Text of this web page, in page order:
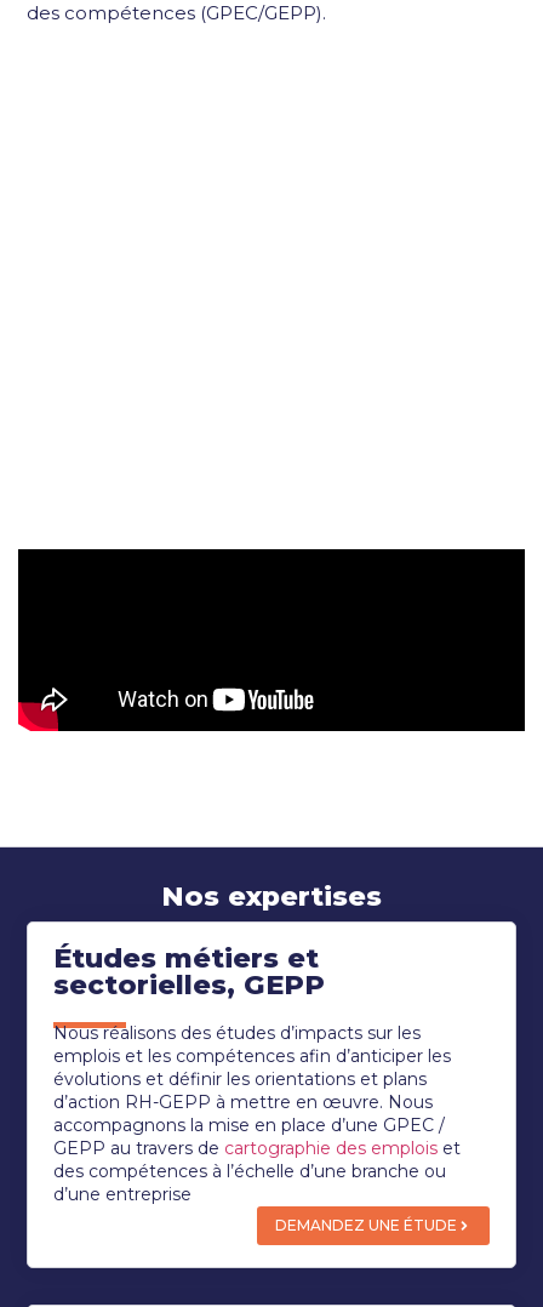
des compétences (GPEC/GEPP).
Nos expertises
Études métiers et
sectorielles, GEPP
Nous réalisons des études d’impacts sur les
emplois et les compétences afin d’anticiper les
évolutions et définir les orientations et plans
d’action RH-GEPP à mettre en œuvre. Nous
accompagnons la mise en place d’une GPEC /
GEPP au travers de cartographie des emploiset
des compétences à l’échelle d’une branche ou
d’une entreprise
DEMANDEZ UNE ÉTUDE